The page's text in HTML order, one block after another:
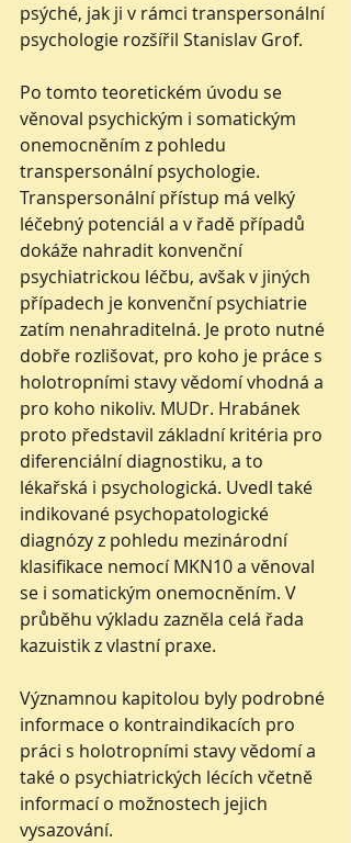
psýché, jak ji v rámci transpersonální
psychologie rozšířil Stanislav Grof.
Po tomto teoretickém úvodu se
věnoval psychickým i somatickým
onemocněním z pohledu
transpersonální psychologie.
Transpersonální přístup má velký
léčebný potenciál a v řadě případů
dokáže nahradit konvenční
psychiatrickou léčbu, avšak v jiných
případech je konvenční psychiatrie
zatím nenahraditelná. Je proto nutné
dobře rozlišovat, pro koho je práce s
holotropními stavy vědomí vhodná a
pro koho nikoliv. MUDr. Hrabánek
proto představil základní kritéria pro
diferenciální diagnostiku, a to
lékařská i psychologická. Uvedl také
indikované psychopatologické
diagnózy z pohledu mezinárodní
klasifikace nemocí MKN10 a věnoval
se i somatickým onemocněním. V
průběhu výkladu zazněla celá řada
kazuistik z vlastní praxe.
Významnou kapitolou byly podrobné
informace o kontraindikacích pro
práci s holotropními stavy vědomí a
také o psychiatrických lécích včetně
informací o možnostech jejich
vysazování.